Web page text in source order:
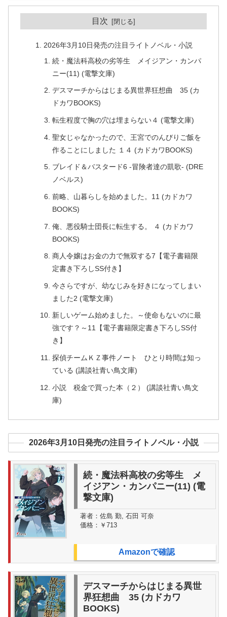
目次
2026年3月10日発売の注目ライトノベル・小説
続・魔法科高校の劣等生 メイジアン・カンパ
ニー(11) (電撃文庫)
デスマーチからはじまる異世界狂想曲 35 (カ
ドカワBOOKS)
転生程度で胸の穴は埋まらない４ (電撃文庫)
聖女じゃなかったので、王宮でのんびりご飯を
作ることにしました １４ (カドカワBOOKS)
ブレイド＆バスタード6 -冒険者達の凱歌- (DRE
ノベルス)
前略、山暮らしを始めました。11 (カドカワ
BOOKS)
俺、悪役騎士団長に転生する。 ４ (カドカワ
BOOKS)
商人令嬢はお金の力で無双する7【電子書籍限
定書き下ろしSS付き】
今さらですが、幼なじみを好きになってしまい
ました2 (電撃文庫)
新しいゲーム始めました。～使命もないのに最
強です？～11【電子書籍限定書き下ろしSS付
き】
探偵チームＫＺ事件ノート ひとり時間は知っ
ている (講談社青い鳥文庫)
小説 税金で買った本（２） (講談社青い鳥文
庫)
2026年3月10日発売の注目ライトノベル・小説
続・魔法科高校の劣等生 メ
イジアン・カンパニー(11) (電
撃文庫)
著者： 佐島 勤, 石田 可奈
価格： ￥713
Amazonで確認
デスマーチからはじまる異世
界狂想曲 35 (カドカワ
BOOKS)